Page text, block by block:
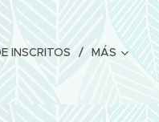
INSCRITOS MÁS